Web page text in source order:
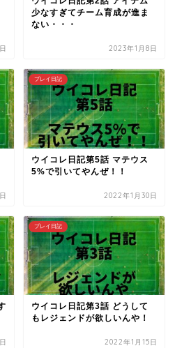
少なすぎてチーム育成が進ま
ない・・・
2023年1月8日
プレイ日記
ウイコレ日記第5話 マテウス
5%で引いてやんぜ！！
2022年1月30日
プレイ日記
ウイコレ日記第3話 どうして
もレジェンドが欲しいんや！
2022年1月15日